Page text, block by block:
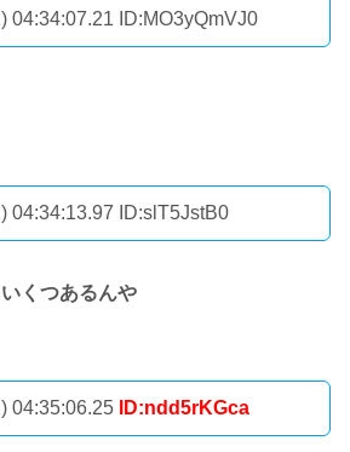
04:34:07.21 ID:MO3yQmVJ0
04:34:13.97 ID:slT5JstB0
くつあるんや
04:35:06.25 ID:ndd5rKGca